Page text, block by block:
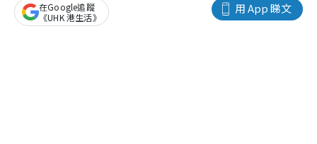
用 App 睇文
在Google追蹤
《UHK 港生活》